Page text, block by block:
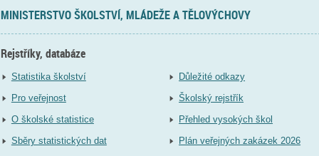
MINISTERSTVO ŠKOLSTVÍ, MLÁDEŽE A TĚLOVÝCHOVY
Rejstříky, databáze
Statistika školství
Pro veřejnost
O školské statistice
Sběry statistických dat
Důležité odkazy
Školský rejstřík
Přehled vysokých škol
Plán veřejných zakázek 2026